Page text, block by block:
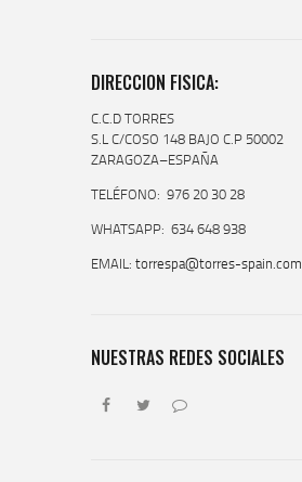
DIRECCION FISICA:
C.C.D TORRES
S.L C/COSO 148 BAJO C.P 50002
ZARAGOZA–ESPAÑA
TELÉFONO: 976 20 30 28
WHATSAPP: 634 648 938
EMAIL: torrespa@torres-spain.com
NUESTRAS REDES SOCIALES